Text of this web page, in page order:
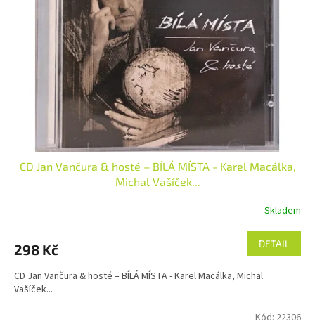
CD Jan Vančura & hosté – BÍLÁ MÍSTA - Karel Macálka,
Michal Vašíček...
Skladem
298 Kč DETAIL
CD Jan Vančura & hosté – BÍLÁ MÍSTA - Karel Macálka, Michal
Vašíček...
Kód: 22306